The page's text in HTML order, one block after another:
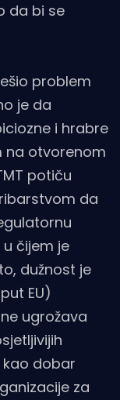
da bi se
problem
je da
i hrabre
na otvorenom
potiču
da
čijem je
dužnost je
EU)
ugrožava
kao dobar
za